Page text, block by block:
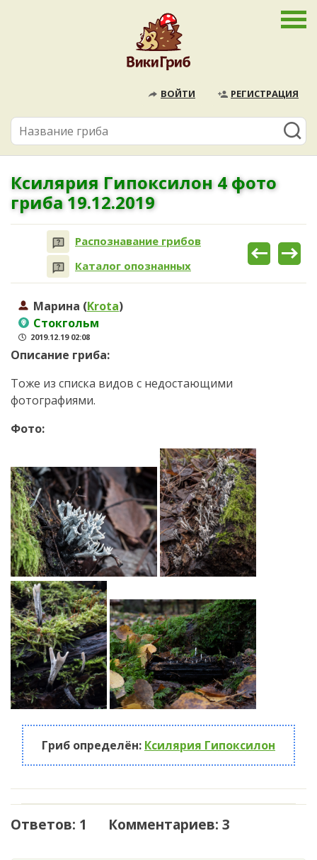
ВОЙТИ РЕГИСТРАЦИЯ
Ксилярия Гипоксилон 4 фото
гриба 19.12.2019
Распознавание грибов
Каталог опознанных
Марина (Krota)
Стокгольм
2019.12.19 02:08
Описание гриба:
Тоже из списка видов с недостающими
фотографиями.
Фото:
Гриб определён: Ксилярия Гипоксилон
Ответов: 1 Комментариев: 3